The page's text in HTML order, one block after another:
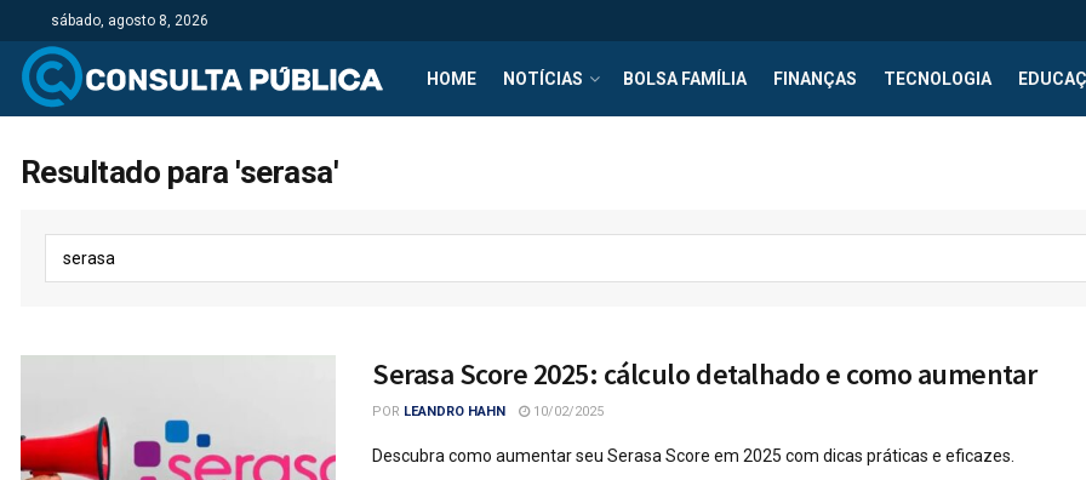
sábado, agosto 8, 2026
HOME NOTÍCIAS BOLSA FAMÍLIA FINANÇAS TECNOLOGIA
Resultado para 'serasa'
Serasa Score 2025: cálculo detalhado e como aumentar
POR LEANDRO HAHN 10/02/2025
Descubra como aumentar seu Serasa Score em 2025 com dicas práticas e eficazes.